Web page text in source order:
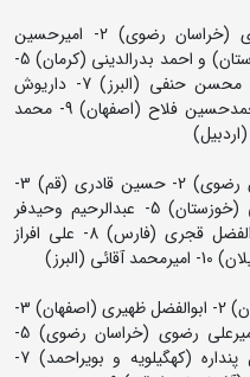
41 کیلوگرم: 1- محمدحسن رحیم آبادی (خراسان رضوی) 2- امیرحسین
کوهساری (گلستان) 3- آلان ویسی (کردستان) و احمد بدرالدینی (کرمان) 5-
کامیار گرگانی (کهگیلویه و بویراحمد) و محسن حنفی (البرز) 7- داریوش
قائدامینی (چهارمحال و بختیاری) 8- محمدحسین فلاح (اصفهان) 9- محمد
44 کیلوگرم: 1- عرفان بخت آور (خراسان رضوی) 2- حسین قادری (قم) 3-
پیمان شکرپور (ایلام) و ابوالفضل کرمی (خوزستان) 5- عبدالرحیم وحیدفر
(بوشهر) و رضا جلیلی (لرستان) 7- ابوالفضل قجری (فارس) 8- علی افراز
48 کیلوگرم: 1- ابوالفضل محمدی (خوزستان) 2- ابوالفضل ظهیری (اصفهان) 3-
محمدمعراج مهمدی (هرمزگان) و سیدامیرعلی رضوی (خراسان رضوی) 5-
آرمین حسین زاده (گیلان) و ابوالفضل پنداره (کهگیلویه و بویراحمد) 7-